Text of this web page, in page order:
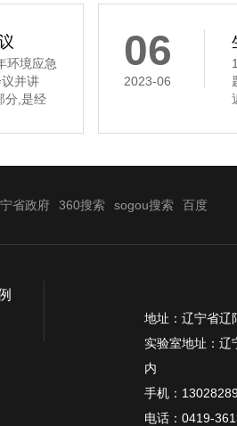
境应急
并讲
,是经
态环境
快推进
06
2023-06
省政府 360搜索 sogou搜索 百度
地址：辽宁省辽
实验室地址：辽
内
手机：
电话：0419-